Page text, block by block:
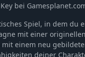
bei
Spiel, in dem du
mit einer
einem neu
deiner